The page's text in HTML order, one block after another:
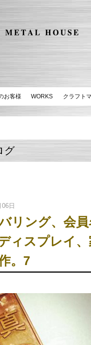
お客様 WORKS クラフト
グ
日
リング、会
ィスプレイ
。7